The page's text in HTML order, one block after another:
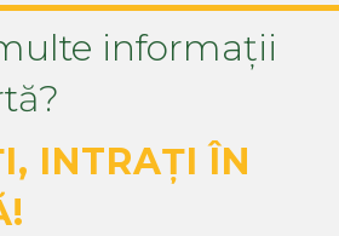
informații
INTRAȚI ÎN